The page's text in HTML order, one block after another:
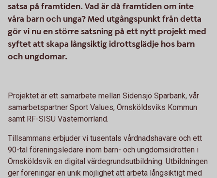
satsa på framtiden. Vad är då framtiden om inte
våra barn och unga? Med utgångspunkt från detta
gör vi nu en större satsning på ett nytt projekt med
syftet att skapa långsiktig idrottsglädje hos barn
och ungdomar.
Projektet är ett samarbete mellan Sidensjö Sparbank, vår
samarbetspartner Sport Values, Örnsköldsviks Kommun
samt RF-SISU Västernorrland.
Tillsammans erbjuder vi tusentals vårdnadshavare och ett
90-tal föreningsledare inom barn- och ungdomsidrotten i
Örnsköldsvik en digital värdegrundsutbildning. Utbildningen
ger föreningar en unik möjlighet att arbeta långsiktigt med